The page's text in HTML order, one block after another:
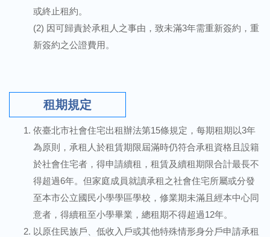
或終止租約。
(2) 因可歸責於承租人之事由，致未滿3年需重新簽約，重
新簽約之公證費用。
租期規定
依臺北市社會住宅出租辦法第15條規定，每期租期以3年
為原則，承租人於租賃期限屆滿時仍符合承租資格且設籍
於社會住宅者，得申請續租，租賃及續租期限合計最長不
得超過6年。但家庭成員就讀承租之社會住宅所屬或分發
至本市公立國民小學學區學校，修業期未滿且經本中心同
意者，得續租至小學畢業，總租期不得超過12年。
以原住民族戶、低收入戶或其他特殊情形身分戶申請承租